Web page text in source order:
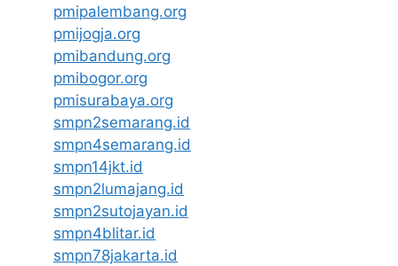
pmipalembang.org
pmijogja.org
pmibandung.org
pmibogor.org
pmisurabaya.org
smpn2semarang.id
smpn4semarang.id
smpn14jkt.id
smpn2lumajang.id
smpn2sutojayan.id
smpn4blitar.id
smpn78jakarta.id